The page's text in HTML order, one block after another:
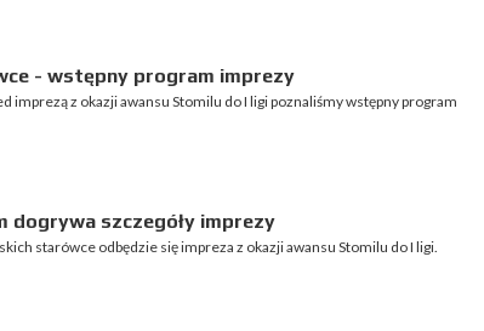
- wstępny program imprezy
imprezą z okazji awansu Stomilu do I ligi poznaliśmy wstępny program
dogrywa szczegóły imprezy
starówce odbędzie się impreza z okazji awansu Stomilu do I ligi.